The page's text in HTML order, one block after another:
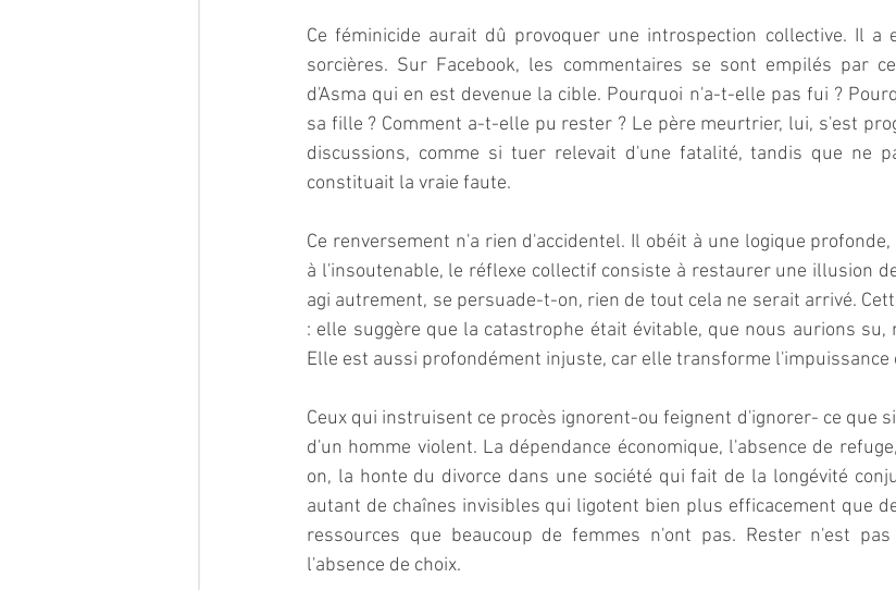
Ce féminicide aurait dû provoquer une introspection collective. Il a
sorcières. Sur Facebook, les commentaires se sont empilés par
d'Asma qui en est devenue la cible. Pourquoi n'a-t-elle pas fui ?
sa fille ? Comment a-t-elle pu rester ? Le père meurtrier, lui, s'est
discussions, comme si tuer relevait d'une fatalité, tandis que ne
constituait la vraie faute.
Ce renversement n'a rien d'accidentel. Il obéit à une logique
à l'insoutenable, le réflexe collectif consiste à restaurer une illusion
agi autrement, se persuade-t-on, rien de tout cela ne serait arrivé.
: elle suggère que la catastrophe était évitable, que nous aurions su,
Elle est aussi profondément injuste, car elle transforme l'impuissance
Ceux qui instruisent ce procès ignorent-ou feignent d'ignorer- ce que
d'un homme violent. La dépendance économique, l'absence de
on, la honte du divorce dans une société qui fait de la longévité
autant de chaînes invisibles qui ligotent bien plus efficacement que
ressources que beaucoup de femmes n'ont pas. Rester n'est
l'absence de choix.